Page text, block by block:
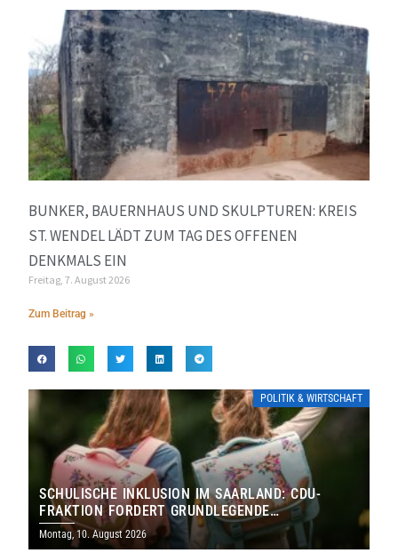
BUNKER, BAUERNHAUS UND SKULPTUREN: KREIS
ST. WENDEL LÄDT ZUM TAG DES OFFENEN
DENKMALS EIN
Freitag, 7. August 2026
Zum Beitrag »
POLITIK & WIRTSCHAFT
SCHULISCHE INKLUSION IM SAARLAND: CDU-
FRAKTION FORDERT GRUNDLEGENDE
NEUAUFSTELLUNG
Montag, 10. August 2026